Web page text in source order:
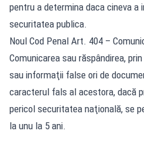
pentru a determina daca cineva a
securitatea publica.
Noul Cod Penal Art. 404 –
Comunicarea sau răspândirea,
sau informaţii false ori de
caracterul fals al acestora, dacă
pericol securitatea naţională, se
la unu la 5 ani.